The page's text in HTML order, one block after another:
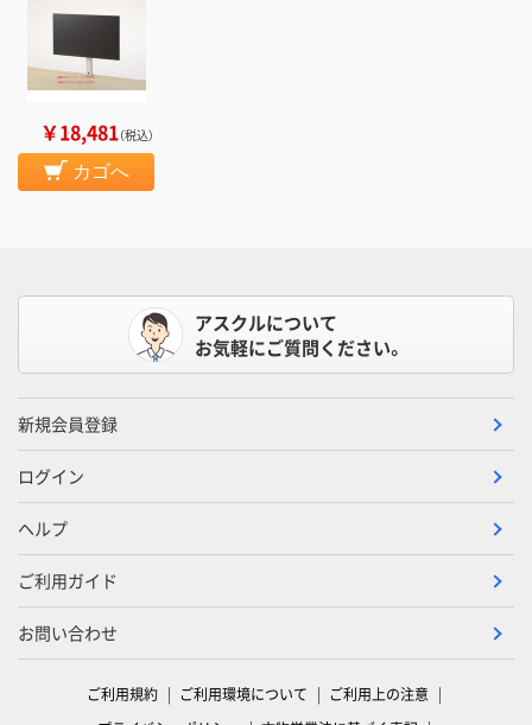
￥18,481（税込）
カゴへ
アスクルについて
お気軽にご質問ください。
新規会員登録
ログイン
ヘルプ
ご利用ガイド
お問い合わせ
ご利用規約 ご利用環境について
ご利用上の注意